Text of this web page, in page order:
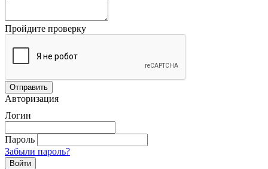
Пройдите проверку
Авторизация
Логин
Пароль
Забыли пароль?